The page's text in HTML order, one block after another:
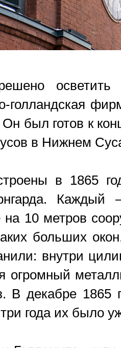
осветить
голландская
Он был готов к
в Нижнем
в 1865
10 метров
больших
внутри
В декабре 1865
года их было